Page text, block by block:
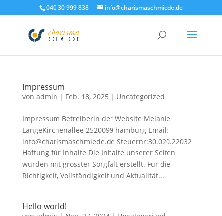
040 30 999 838 info@charismaschmiede.de
Impressum
von admin | Feb. 18, 2025 | Uncategorized
Impressum Betreiberin der Website Melanie
LangeKirchenallee 2520099 hamburg Email:
info@charismaschmiede.de Steuernr:30.020.22032
Haftung für Inhalte Die Inhalte unserer Seiten
wurden mit grösster Sorgfalt erstellt. Für die
Richtigkeit, Vollständigkeit und Aktualität...
Hello world!